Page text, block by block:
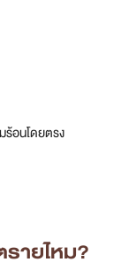
อนโดยตรง
ายไหม?